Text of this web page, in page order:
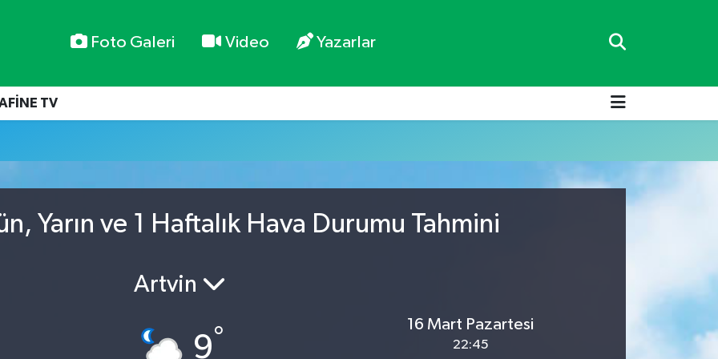
Foto Galeri Video Yazarlar
TV
Yarın ve 1 Haftalık Hava Durumu Tahmini
Artvin
9°
16 Mart Pazartesi
22:45